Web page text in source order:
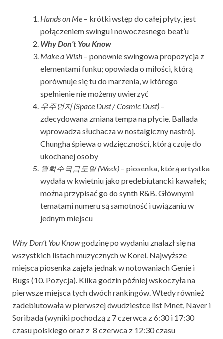
Hands on Me – krótki wstęp do całej płyty, jest
połączeniem swingu i nowoczesnego beat’u
Why Don’t You Know
Make a Wish ­ – ponownie swingowa propozycja z
elementami funku; opowiada o miłości, którą
porównuje się tu do marzenia, w którego
spełnienie nie możemy uwierzyć
우주먼지(Space Dust / Cosmic Dust) –
zdecydowana zmiana tempa na płycie. Ballada
wprowadza słuchacza w nostalgiczny nastrój.
Chungha śpiewa o wdzięczności, którą czuje do
ukochanej osoby
월화수목금토일(Week) – piosenka, którą artystka
wydała w kwietniu jako predebiutancki kawałek;
można przypisać go do synth R&B. Głównymi
tematami numeru są samotność i uwiązaniu w
jednym miejscu
Why Don’t You Knowgodzinę po wydaniu znalazł się na
wszystkich listach muzycznych w Korei. Najwyższe
miejsca piosenka zajęła jednak w notowaniach Genie i
Bugs (10. Pozycja). Kilka godzin później wskoczyła na
pierwsze miejsca tych dwóch rankingów. Wtedy również
zadebiutowała w pierwszej dwudziestce list Mnet, Naver i
Soribada (wyniki pochodzą z 7 czerwca z 6:30 i 17:30
czasu polskiego oraz z 8 czerwca z 12:30 czasu